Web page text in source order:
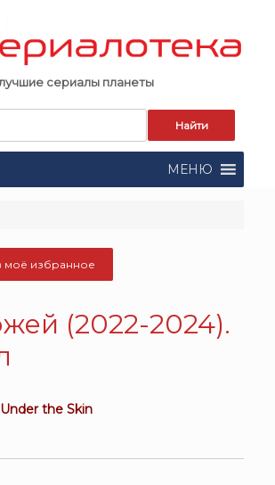
сериалы планеты
МЕНЮ
моё избранное
(2022-2024).
the Skin